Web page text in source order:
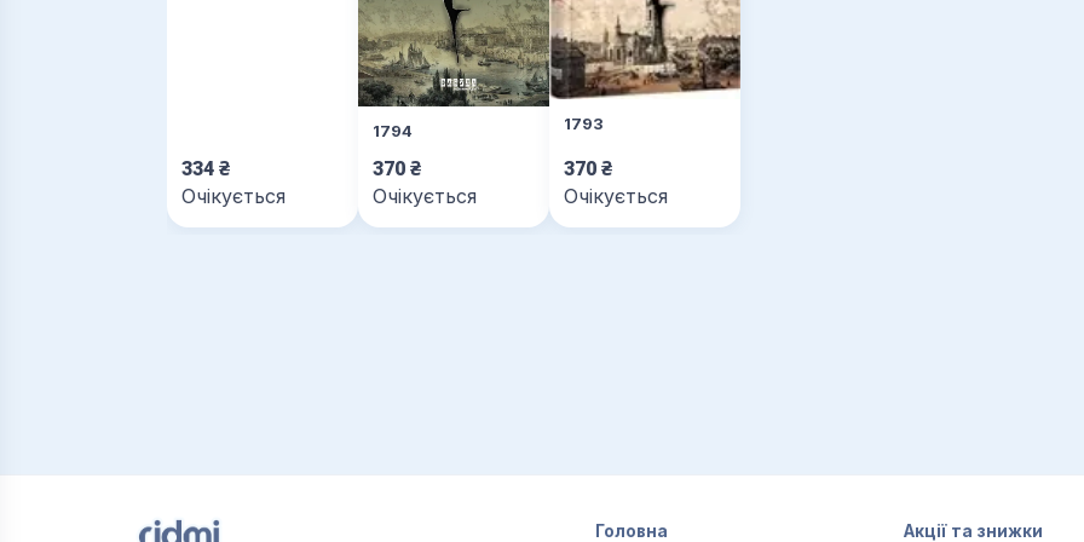
334 ₴
Очікується
1794
370 ₴
Очікується
1793
370 ₴
Очікується
Головна Акції та знижки